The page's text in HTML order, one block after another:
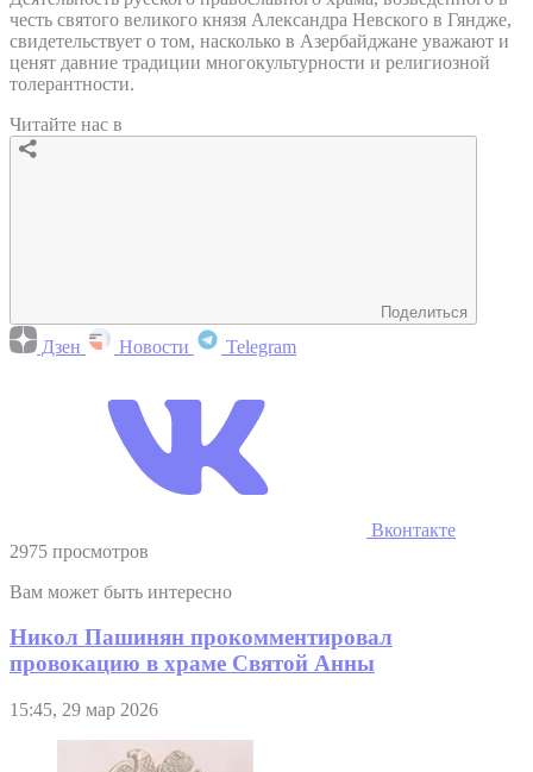
честь святого великого князя Александра Невского в Гяндже,
свидетельствует о том, насколько в Азербайджане уважают и
ценят давние традиции многокультурности и религиозной
толерантности.
Читайте нас в
Поделиться
Дзен Новости Telegram
Вконтакте
2975 просмотров
Вам может быть интересно
Никол Пашинян прокомментировал
провокацию в храме Святой Анны
15:45, 29 мар 2026